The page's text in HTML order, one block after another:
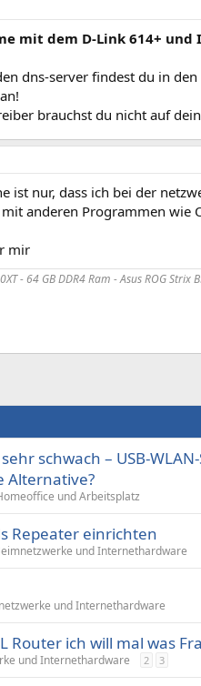
mit dem D-Link 614+
dns-server findest du in
brauchst du nicht auf
ist nur, dass ich bei der
mit anderen Programmen wie
mir
- 64 GB DDR4 Ram - Asus ROG
schwach – USB-
Alternative?
und Arbeitsplatz
Repeater einrichten
und Internethardware
und Internethardware
Router ich will mal was
und Internethardware 2 3